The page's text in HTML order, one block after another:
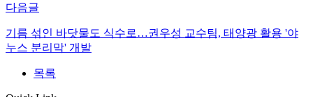
다음글
기름 섞인 바닷물도 식수로…권우성 교수팀, 태양광 활용 '야
누스 분리막' 개발
목록